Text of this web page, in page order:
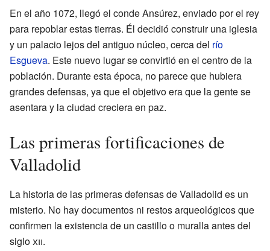
En el año 1072, llegó el conde Ansúrez, enviado por el rey
para repoblar estas tierras. Él decidió construir una iglesia
y un palacio lejos del antiguo núcleo, cerca del río
Esgueva. Este nuevo lugar se convirtió en el centro de la
población. Durante esta época, no parece que hubiera
grandes defensas, ya que el objetivo era que la gente se
asentara y la ciudad creciera en paz.
Las primeras fortificaciones de
Valladolid
La historia de las primeras defensas de Valladolid es un
misterio. No hay documentos ni restos arqueológicos que
confirmen la existencia de un castillo o muralla antes del
sigloxii.